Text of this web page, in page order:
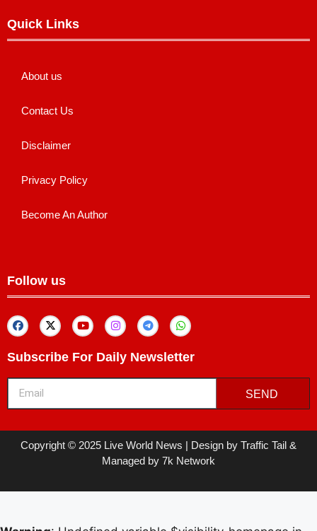
Quick Links
About us
Contact Us
Disclaimer
Privacy Policy
Become An Author
Follow us
Subscribe For Daily Newsletter
SEND
Copyright © 2025 Live World News | Design by Traffic Tail &
Managed by 7k Network